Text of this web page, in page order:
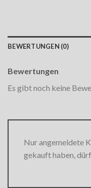
BEWERTUNGEN (0)
Bewertungen
Es gibt noch keine
Nur angemeldete
gekauft haben,